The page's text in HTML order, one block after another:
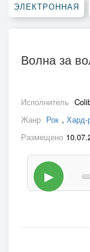
ЭЛЕКТРОННАЯ
Волна за
Исполнитель
Жанр Рок , Хард-
Размещено
▶